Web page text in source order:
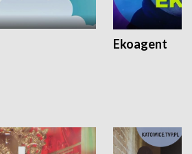
Ekoagent